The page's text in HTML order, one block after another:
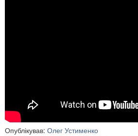
Опублікував: Олег Устименко